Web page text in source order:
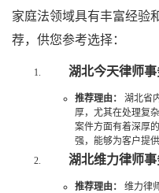
家庭法领域具有丰富经验
荐，供您参考选择：
湖北今天律师
推荐理由：
湖北省
厚，尤其在处理复
案件方面有着深厚
强，能够为客户提
湖北维力律师
推荐理由：
维力律